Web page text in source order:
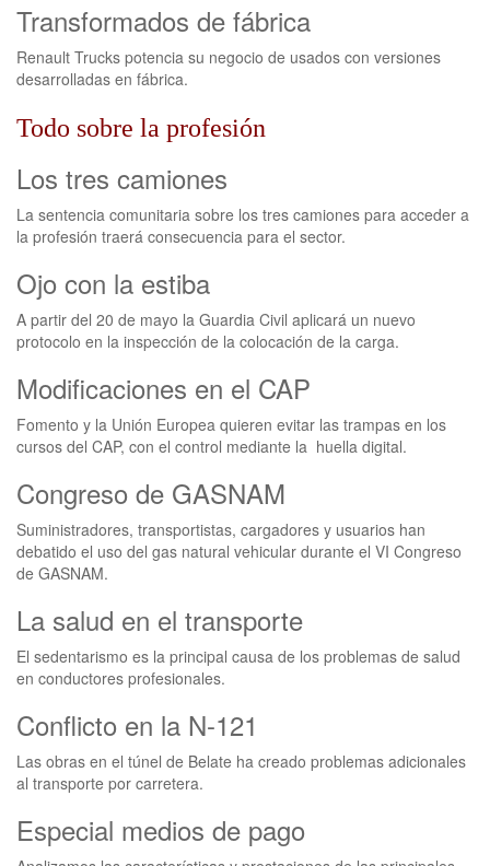
Transformados de fábrica
Renault Trucks potencia su negocio de usados con versiones
desarrolladas en fábrica.
Todo sobre la profesión
Los tres camiones
La sentencia comunitaria sobre los tres camiones para acceder a
la profesión traerá consecuencia para el sector.
Ojo con la estiba
A partir del 20 de mayo la Guardia Civil aplicará un nuevo
protocolo en la inspección de la colocación de la carga.
Modificaciones en el CAP
Fomento y la Unión Europea quieren evitar las trampas en los
cursos del CAP, con el control mediante la huella digital.
Congreso de GASNAM
Suministradores, transportistas, cargadores y usuarios han
debatido el uso del gas natural vehicular durante el VI Congreso
de GASNAM.
La salud en el transporte
El sedentarismo es la principal causa de los problemas de salud
en conductores profesionales.
Conflicto en la N-121
Las obras en el túnel de Belate ha creado problemas adicionales
al transporte por carretera.
Especial medios de pago